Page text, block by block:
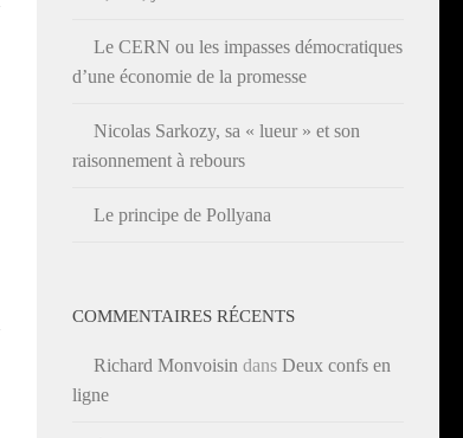
Le CERN ou les impasses démocratiques
d’une économie de la promesse
Nicolas Sarkozy, sa « lueur » et son
raisonnement à rebours
Le principe de Pollyana
COMMENTAIRES RÉCENTS
Richard Monvoisin dans Deux confs en
ligne